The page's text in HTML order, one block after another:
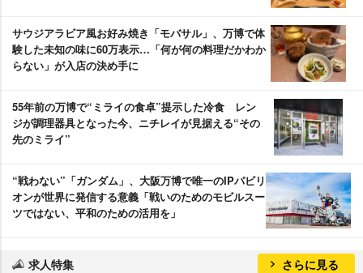
サウジアラビア風お好み焼き「モバサル」、万博で体
験した未知の味に60万表示…「何が何の料理だかわか
らない」が入店の決め手に
55年前の万博で“ミライの食卓”提示した冷食 レン
ジが調理器具となった今、ニチレイが見据える“その
先のミライ”
“戦わない”「ガンダム」、大阪万博で唯一のIPパビリ
オンが世界に発信する意義「戦いのためのモビルスー
ツではない、平和のための活用を」
求人特集 さらに見る